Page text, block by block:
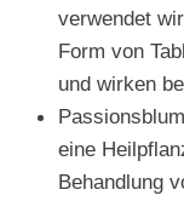
verwendet
Form von
und wirken
eine
Behandlung